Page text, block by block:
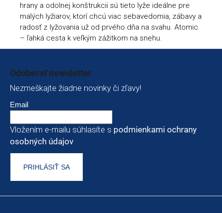
hrany a odolnej konštrukcii sú tieto lyže ideálne pre
malých lyžiarov, ktorí chcú viac sebavedomia, zábavy a
radosť z lyžovania už od prvého dňa na svahu. Atomic
– ľahká cesta k veľkým zážitkom na snehu.
Odoberať newsletter
Nezmeškajte žiadne novinky či zľavy!
Email
Vložením e-mailu súhlasíte s podmienkami ochrany
osobných údajov
PRIHLÁSIŤ SA